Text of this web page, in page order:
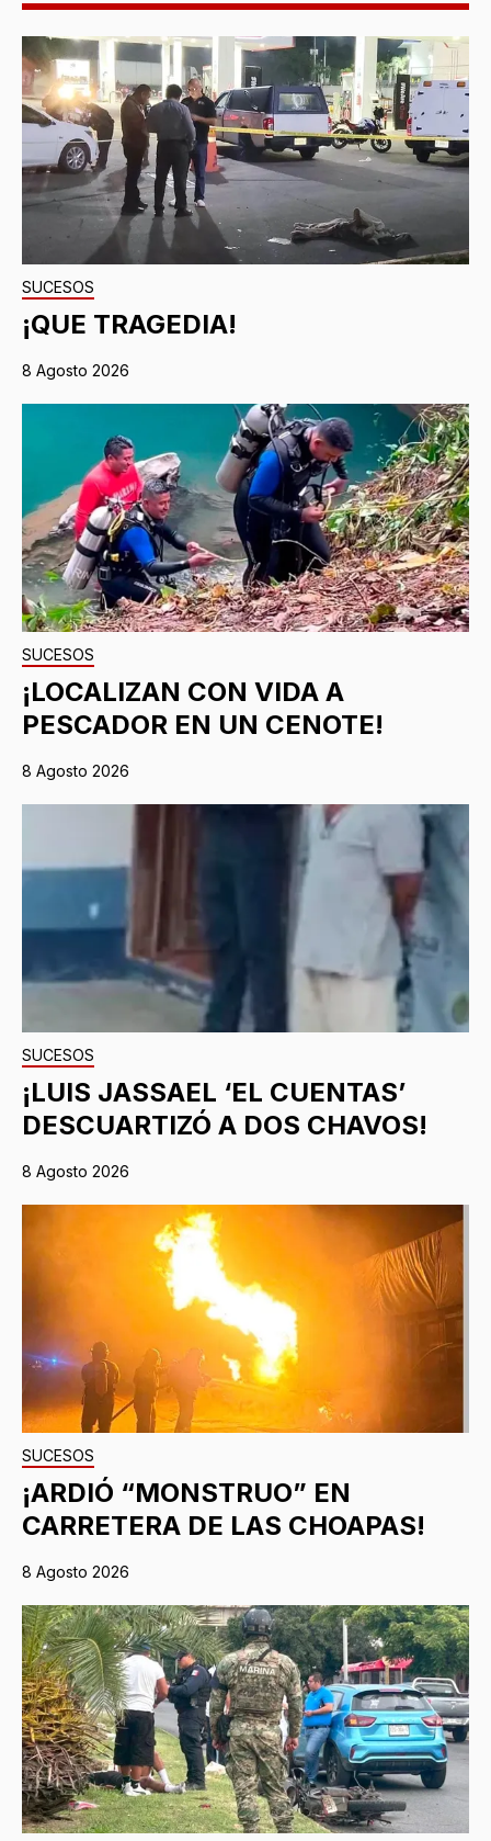
SUCESOS
¡QUE TRAGEDIA!
8 Agosto 2026
SUCESOS
¡LOCALIZAN CON VIDA A
PESCADOR EN UN CENOTE!
8 Agosto 2026
SUCESOS
¡LUIS JASSAEL ‘EL CUENTAS’
DESCUARTIZÓ A DOS CHAVOS!
8 Agosto 2026
SUCESOS
¡ARDIÓ “MONSTRUO” EN
CARRETERA DE LAS CHOAPAS!
8 Agosto 2026